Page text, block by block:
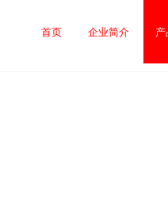
首页 企业简介